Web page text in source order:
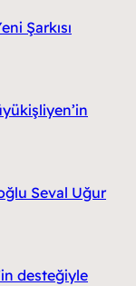
Şarkısı
Seval Uğur
desteğiyle